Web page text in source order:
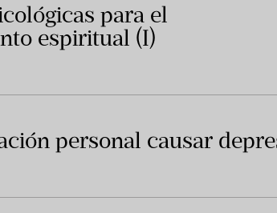
para el
espiritual (I)
personal causar